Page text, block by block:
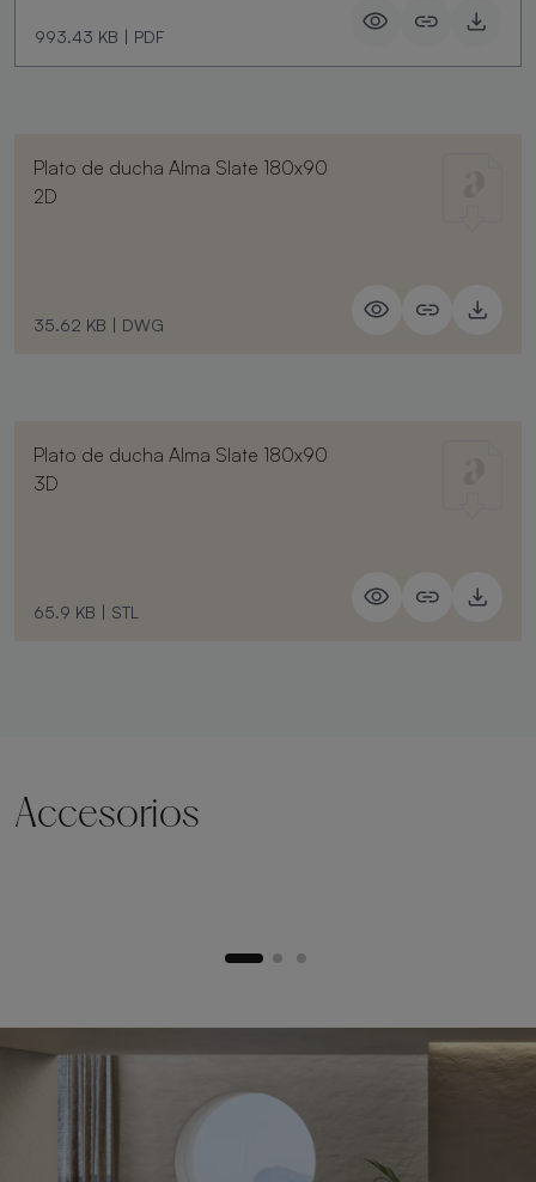
993.43 KB | PDF
Plato de ducha Alma Slate 180x90
2D
35.62 KB | DWG
Plato de ducha Alma Slate 180x90
3D
65.9 KB | STL
Accesorios